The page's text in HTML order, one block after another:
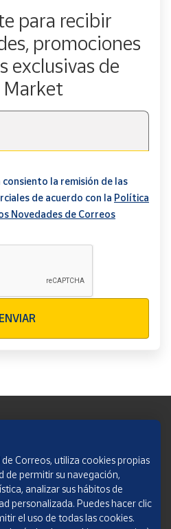
para recibir
promociones
exclusivas de
Market
la remisión de las
de acuerdo con la Política
Novedades de Correos
ENVIAR
Correos, utiliza cookies propias
de permitir su navegación,
analizar sus hábitos de
personalizada. Puedes hacer clic
el uso de todas las cookies.